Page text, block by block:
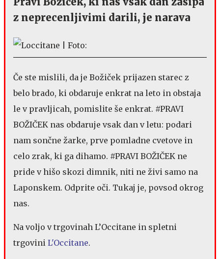
z neprecenljivimi darili, je narava
Če ste mislili, da je Božiček prijazen starec z
belo brado, ki obdaruje enkrat na leto in obstaja
le v pravljicah, pomislite še enkrat. #PRAVI
BOŽIČEK nas obdaruje vsak dan v letu: podari
nam sončne žarke, prve pomladne cvetove in
celo zrak, ki ga dihamo. #PRAVI BOŽIČEK ne
pride v hišo skozi dimnik, niti ne živi samo na
Laponskem. Odprite oči. Tukaj je, povsod okrog
nas.
Na voljo v trgovinah L’Occitane in spletni
trgovini L'Occitane.